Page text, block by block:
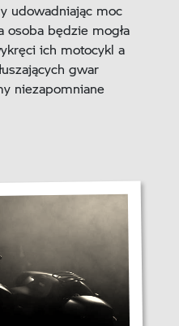
udowadniając moc
osoba będzie mogła
ich motocykl a
gwar
niezapomniane